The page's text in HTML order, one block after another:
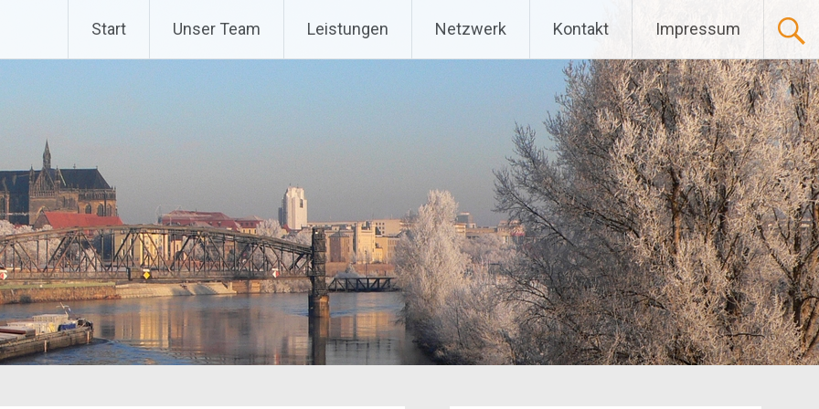
Start Unser Team Leistungen Netzwerk Kontakt Impressum